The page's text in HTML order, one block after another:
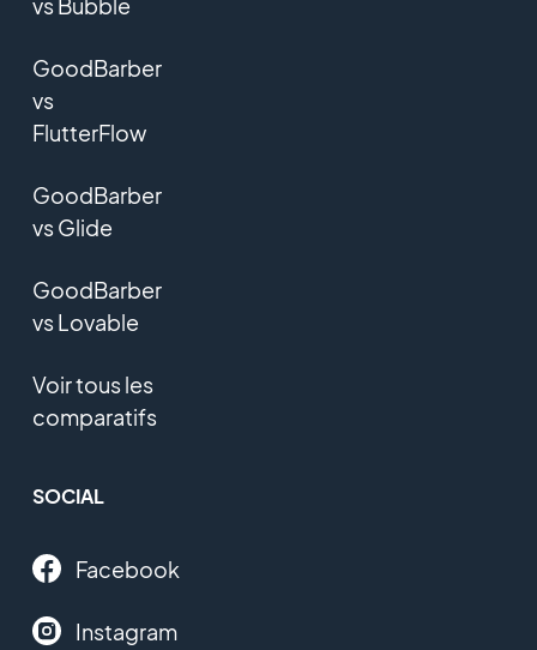
GoodBarber
vs
FlutterFlow
GoodBarber
vs Glide
GoodBarber
vs Lovable
Voir tous les
comparatifs
SOCIAL
Facebook
Instagram